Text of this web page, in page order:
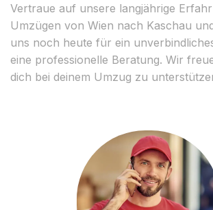
Vertraue auf unsere langjährige
Umzügen von Wien nach Kaschau
uns noch heute für ein
eine professionelle Beratung. Wir
dich bei deinem Umzug zu